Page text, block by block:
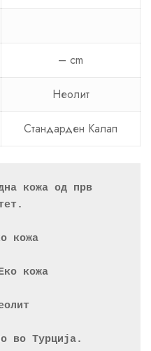
– cm
Неолит
Стандарден Калап
кожа од прв
кожа
кожа
во Турција.